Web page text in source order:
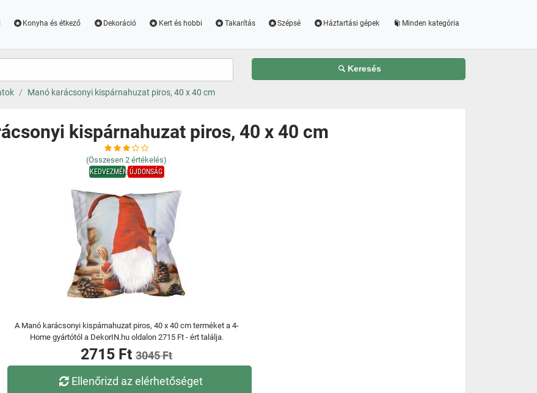
Konyha és étkező Dekoráció Kert és hobbi Takarítás Szépsé Háztartási gépek Minden kategória
Keresés
Manó karácsonyi kispárnahuzat piros, 40 x 40 cm
kispárnahuzat piros, 40 x 40 cm
(Összesen 2 értékelés)
KEDVEZMÉNYÚJDONSÁG
A Manó karácsonyi kispárnahuzat piros, 40 x 40 cm terméket a 4-
Home gyártótól a DekorIN.hu oldalon 2715 Ft - ért találja.
2715 Ft 3045 Ft
Ellenőrizd az elérhetőséget